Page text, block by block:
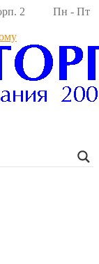
корп. 2 Пн - Пт